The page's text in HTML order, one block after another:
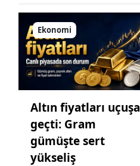
Ekonomi
Altın fiyatları uçuşa
geçti: Gram
gümüşte sert
yükseliş